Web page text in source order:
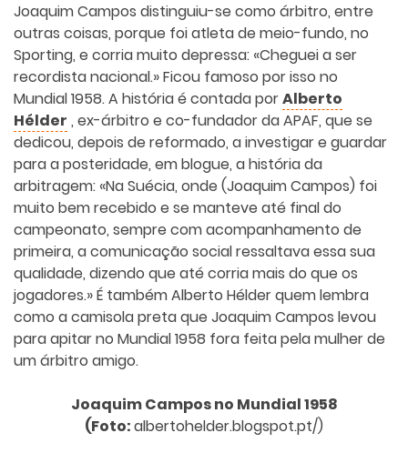
Joaquim Campos distinguiu-se como árbitro, entre
outras coisas, porque foi atleta de meio-fundo, no
Sporting, e corria muito depressa: «Cheguei a ser
recordista nacional.» Ficou famoso por isso no
Mundial 1958. A história é contada porAlberto
Hélder , ex-árbitro e co-fundador da APAF, que se
dedicou, depois de reformado, a investigar e guardar
para a posteridade, em blogue, a história da
arbitragem: «Na Suécia, onde (Joaquim Campos) foi
muito bem recebido e se manteve até final do
campeonato, sempre com acompanhamento de
primeira, a comunicação social ressaltava essa sua
qualidade, dizendo que até corria mais do que os
jogadores.» É também Alberto Hélder quem lembra
como a camisola preta que Joaquim Campos levou
para apitar no Mundial 1958 fora feita pela mulher de
um árbitro amigo.
Joaquim Campos no Mundial 1958
(Foto:albertohelder.blogspot.pt/)